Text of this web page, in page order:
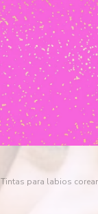
Tintas para labios